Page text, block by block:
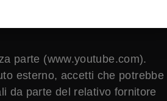
parte (www.youtube.com).
esterno, accetti che potrebbe
da parte del relativo fornitore